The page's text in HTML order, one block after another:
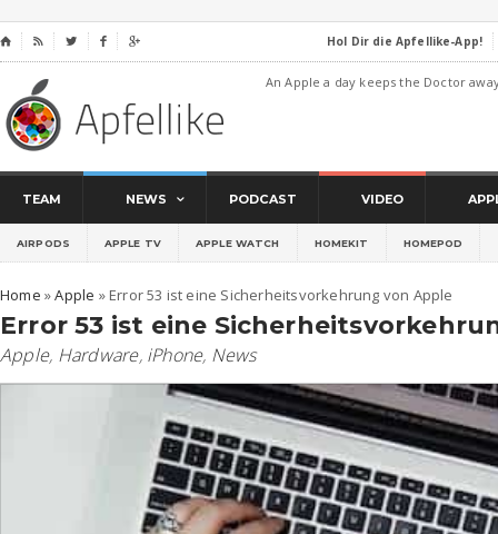
⌂     Hol Dir die Apfellike-App!
An Apple a day keeps the Doctor
TEAM NEWS PODCAST VIDEO
AIRPODS APPLE TV APPLE WATCH HOMEKIT HOMEPOD
Home »Apple » Error 53 ist eine Sicherheitsvorkehrung von Apple
Error 53 ist eine
Apple, Hardware, iPhone, News